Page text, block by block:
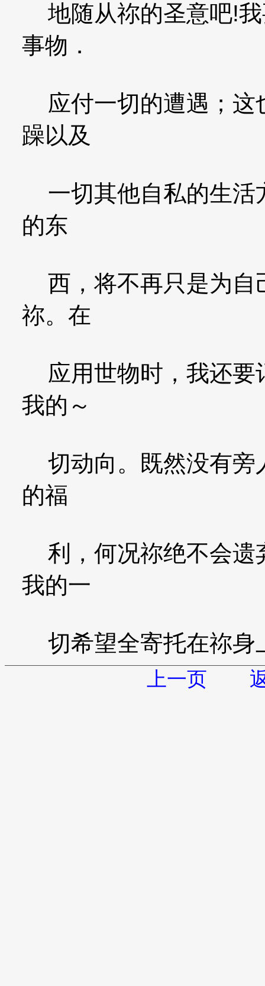
地随从祢的圣意吧!我
事物．
应付一切的遭遇；这
躁以及
一切其他自私的生活
的东
西，将不再只是为自
祢。在
应用世物时，我还要
我的～
切动向。既然没有旁
的福
利，何况祢绝不会遗
我的一
切希望全寄托在祢身
上一页